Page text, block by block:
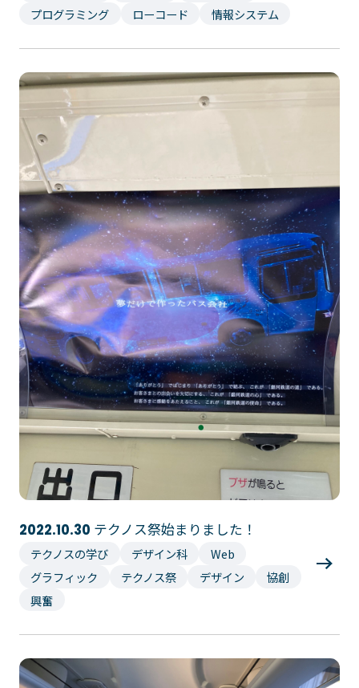
キャンパスマップ
学生寮・マンション
5つの入学方法
募集要項
学費・教材費
奨学金・奨励金
外国人留学生入学のご案内
NEWS&TOPICS
プライバシーポリシー サイトマップ
Copyright © Technos College. All Rights Reserved.
プログラミング
ローコード 情報システム
2022.10.30 テクノス祭始まりました！
テクノスの学び デザイン科
Web
グラフィック
テクノス祭 デザイン
協創
興奮